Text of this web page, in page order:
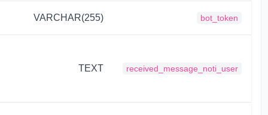
bot_token
VARCHAR(255)
received_message_noti_user
TEXT